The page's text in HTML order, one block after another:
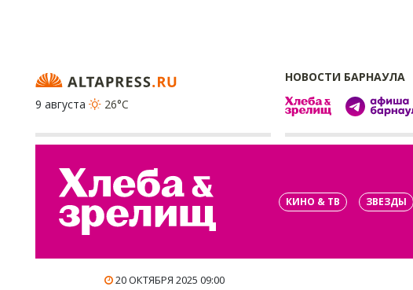
НОВОСТИ БАРНАУЛА
9 августа
26°C
КИНО & ТВ ЗВЕЗДЫ
20 ОКТЯБРЯ 2025 09:00